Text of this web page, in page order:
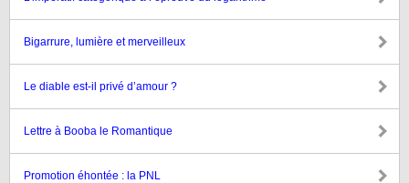
Bigarrure, lumière et merveilleux
Le diable est-il privé d’amour ?
Lettre à Booba le Romantique
Promotion éhontée : la PNL